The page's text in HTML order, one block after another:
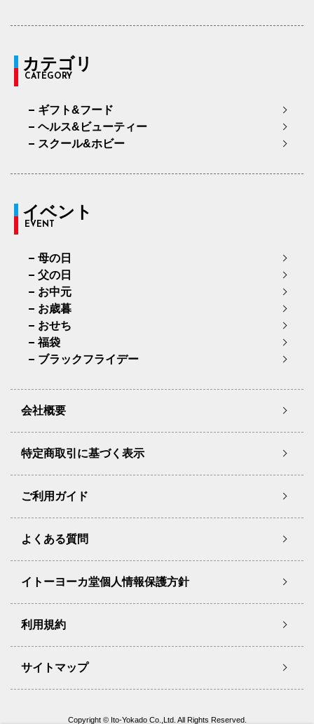
カテゴリ
CATEGORY
ギフト&フード
ヘルス&ビューティー
スクール&ホビー
イベント
EVENT
母の日
父の日
お中元
お歳暮
おせち
福袋
ブラックフライデー
会社概要
特定商取引に基づく表示
ご利用ガイド
よくある質問
イトーヨーカ堂個人情報保護方針
利用規約
サイトマップ
Copyright © Ito-Yokado Co.,Ltd. All Rights Reserved.